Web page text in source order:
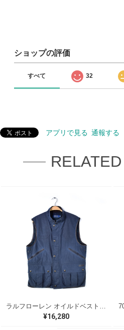
ショップの評価
すべて 32
アプリで見る 通報する
¥16,280